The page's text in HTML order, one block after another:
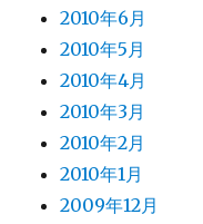
2010年6月
2010年5月
2010年4月
2010年3月
2010年2月
2010年1月
2009年12月